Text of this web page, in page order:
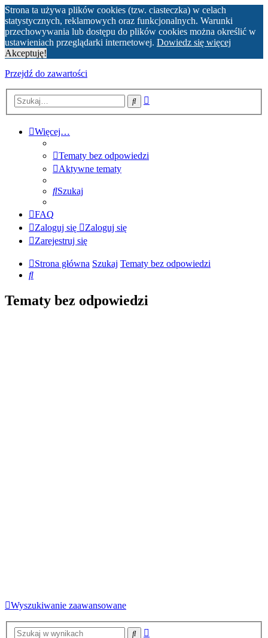
Strona ta używa plików cookies (tzw. ciasteczka) w celach
statystycznych, reklamowych oraz funkcjonalnych. Warunki
przechowywania lub dostępu do plików cookies można określić w
ustawieniach przeglądarki internetowej. Dowiedz się więcej
Akceptuję!
Przejdź do zawartości
Szukaj
Więcej…
Tematy bez odpowiedzi
Aktywne tematy
Szukaj
FAQ
Zaloguj się
Zaloguj się
Zarejestruj się
Strona główna Szukaj Tematy bez odpowiedzi
Szukaj
Tematy bez odpowiedzi
Wyszukiwanie zaawansowane
Szukaj